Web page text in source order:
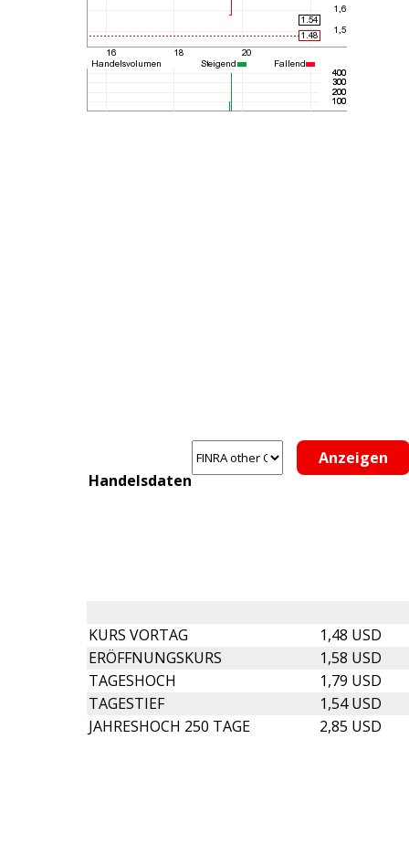
Handelsdaten
KURS VORTAG
1,48 USD
ERÖFFNUNGSKURS
1,58 USD
TAGESHOCH
1,79 USD
TAGESTIEF
1,54 USD
JAHRESHOCH 250 TAGE
2,85 USD